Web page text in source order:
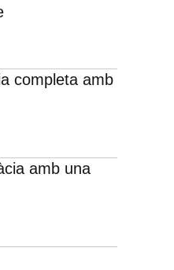
completa amb
amb una